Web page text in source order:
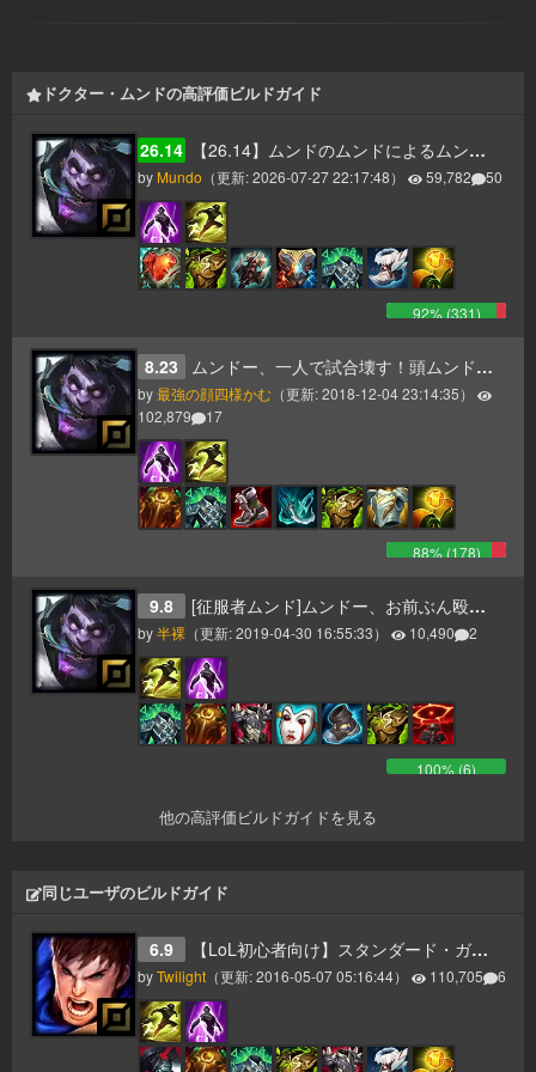
ドクター・ムンドの高評価ビルドガイド
26.14 【26.14】ムンドのムンドによるムンドのためのムンドガイド
by Mundo （更新:2026-07-27 22:17:48） 59,782 50
92% (331)
8.23 ムンドー、一人で試合壊す！頭ムンド突撃案
by最強の顔四様かむ （更新:2018-12-04 23:14:35）
102,879
17
88% (178)
9.8 [征服者ムンド]ムンドー、お前ぶん殴る！
by半裸 （更新:2019-04-30 16:55:33） 10,490 2
100% (6)
他の高評価ビルドガイドを見る
同じユーザのビルドガイド
6.9 【LoL初心者向け】スタンダード・ガレンガイド【パッチ6.9】
byTwilight （更新:2016-05-07 05:16:44） 110,705 6